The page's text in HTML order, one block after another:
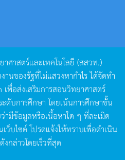
ศาสตร์และเทคโนโลยี (สสวท.)
านของรัฐที่ไม่แสวงหากำไรได้จัดทำ
เพื่อส่งเสริมการสอนวิทยาศาสตร์
ดับการศึกษา โดยเน้นการศึกษาขั้น
มีข้อมูลหรือเนื้อหาใด ๆ ที่ละเมิด
ว็บไซต์โปรดแจ้งให้ทราบเพื่อดำเนิน
กล่าวโดยเร็วที่สุด